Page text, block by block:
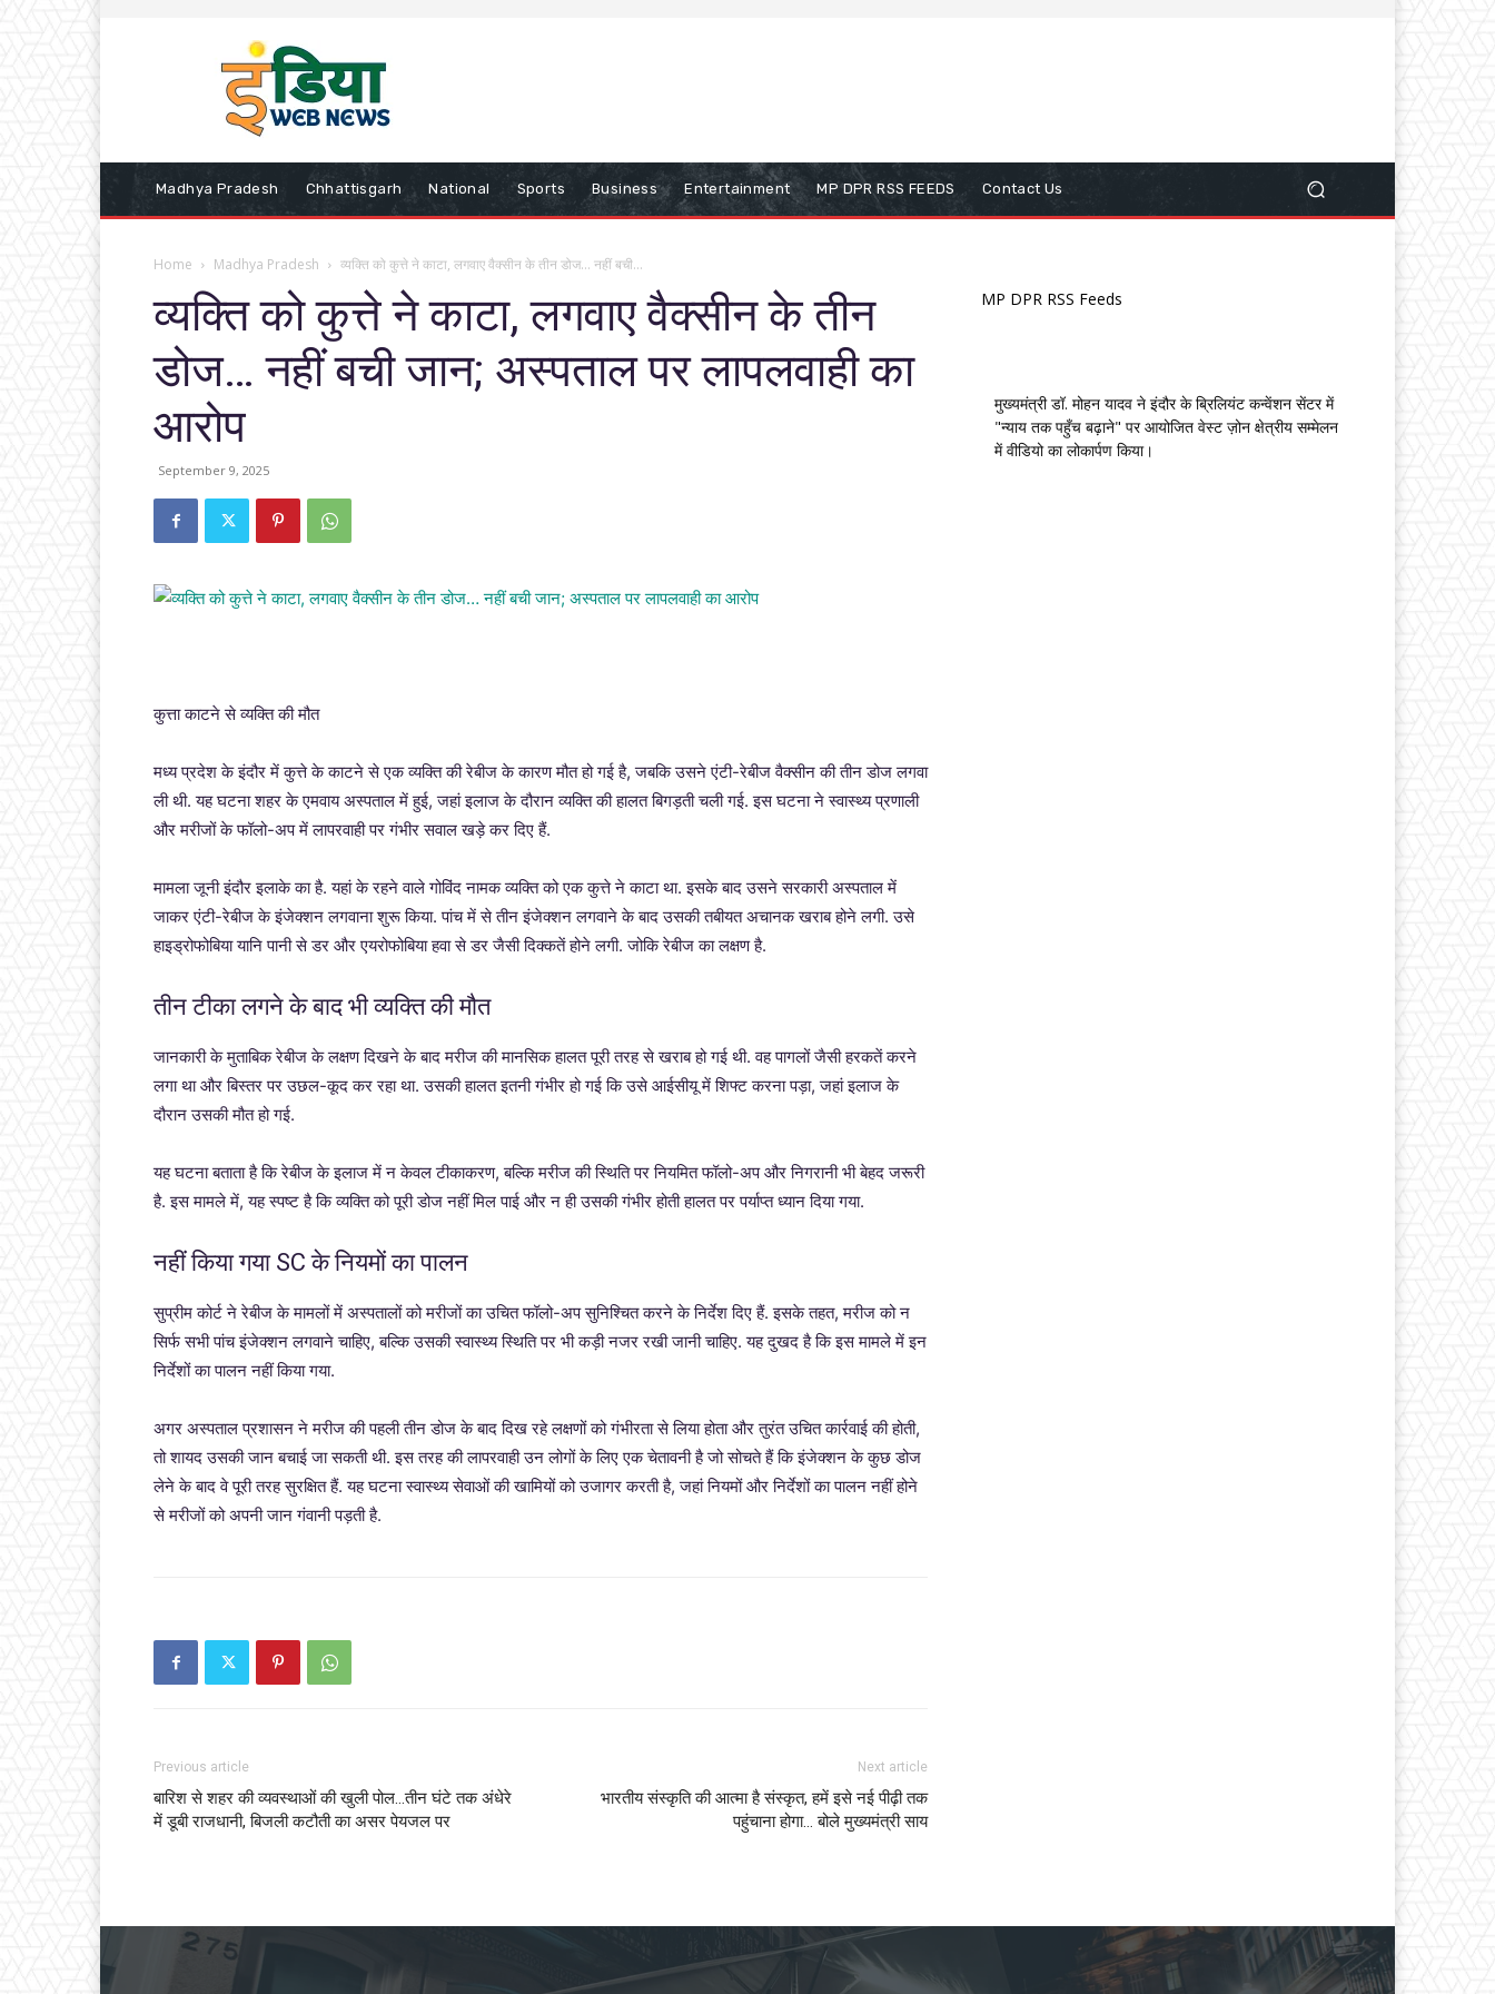
Madhya Pradesh Chhattisgarh National Sports Business Entertainment MP DPR RSS FEEDS Contact Us
Home Madhya Pradesh व्यक्ति को कुत्ते ने काटा, लगवाए वैक्सीन के तीन डोज… नहीं बची...
व्यक्ति को कुत्ते ने काटा, लगवाए वैक्सीन के तीन
डोज… नहीं बची जान; अस्पताल पर लापलवाही का
आरोप
September 9, 2025
कुत्ता काटने से व्यक्ति की मौत
मध्य प्रदेश के इंदौर में कुत्ते के काटने से एक व्यक्ति की रेबीज के कारण मौत हो गई है, जबकि उसने एंटी-रेबीज वैक्सीन की तीन डोज लगवा
ली थी. यह घटना शहर के एमवाय अस्पताल में हुई, जहां इलाज के दौरान व्यक्ति की हालत बिगड़ती चली गई. इस घटना ने स्वास्थ्य प्रणाली
और मरीजों के फॉलो-अप में लापरवाही पर गंभीर सवाल खड़े कर दिए हैं.
मामला जूनी इंदौर इलाके का है. यहां के रहने वाले गोविंद नामक व्यक्ति को एक कुत्ते ने काटा था. इसके बाद उसने सरकारी अस्पताल में
जाकर एंटी-रेबीज के इंजेक्शन लगवाना शुरू किया. पांच में से तीन इंजेक्शन लगवाने के बाद उसकी तबीयत अचानक खराब होने लगी. उसे
हाइड्रोफोबिया यानि पानी से डर और एयरोफोबिया हवा से डर जैसी दिक्कतें होने लगी. जोकि रेबीज का लक्षण है.
तीन टीका लगने के बाद भी व्यक्ति की मौत
जानकारी के मुताबिक रेबीज के लक्षण दिखने के बाद मरीज की मानसिक हालत पूरी तरह से खराब हो गई थी. वह पागलों जैसी हरकतें करने
लगा था और बिस्तर पर उछल-कूद कर रहा था. उसकी हालत इतनी गंभीर हो गई कि उसे आईसीयू में शिफ्ट करना पड़ा, जहां इलाज के
दौरान उसकी मौत हो गई.
यह घटना बताता है कि रेबीज के इलाज में न केवल टीकाकरण, बल्कि मरीज की स्थिति पर नियमित फॉलो-अप और निगरानी भी बेहद जरूरी
है. इस मामले में, यह स्पष्ट है कि व्यक्ति को पूरी डोज नहीं मिल पाई और न ही उसकी गंभीर होती हालत पर पर्याप्त ध्यान दिया गया.
नहीं किया गया SC के नियमों का पालन
सुप्रीम कोर्ट ने रेबीज के मामलों में अस्पतालों को मरीजों का उचित फॉलो-अप सुनिश्चित करने के निर्देश दिए हैं. इसके तहत, मरीज को न
सिर्फ सभी पांच इंजेक्शन लगवाने चाहिए, बल्कि उसकी स्वास्थ्य स्थिति पर भी कड़ी नजर रखी जानी चाहिए. यह दुखद है कि इस मामले में इन
निर्देशों का पालन नहीं किया गया.
अगर अस्पताल प्रशासन ने मरीज की पहली तीन डोज के बाद दिख रहे लक्षणों को गंभीरता से लिया होता और तुरंत उचित कार्रवाई की होती,
तो शायद उसकी जान बचाई जा सकती थी. इस तरह की लापरवाही उन लोगों के लिए एक चेतावनी है जो सोचते हैं कि इंजेक्शन के कुछ डोज
लेने के बाद वे पूरी तरह सुरक्षित हैं. यह घटना स्वास्थ्य सेवाओं की खामियों को उजागर करती है, जहां नियमों और निर्देशों का पालन नहीं होने
से मरीजों को अपनी जान गंवानी पड़ती है.
Previous article
बारिश से शहर की व्यवस्थाओं की खुली पोल…तीन घंटे तक अंधेरे
में डूबी राजधानी, बिजली कटौती का असर पेयजल पर
Next article
भारतीय संस्कृति की आत्मा है संस्कृत, हमें इसे नई पीढ़ी तक
पहुंचाना होगा… बोले मुख्यमंत्री साय
MP DPR RSS Feeds
मुख्यमंत्री डॉ. मोहन यादव ने इंदौर के ब्रिलियंट कन्वेंशन सेंटर में
"न्याय तक पहुँच बढ़ाने" पर आयोजित वेस्ट ज़ोन क्षेत्रीय सम्मेलन
में वीडियो का लोकार्पण किया।